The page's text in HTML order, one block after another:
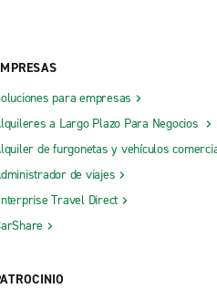
para empresas
a Largo Plazo Para Negocios
de furgonetas y vehículos
de viajes
Travel Direct